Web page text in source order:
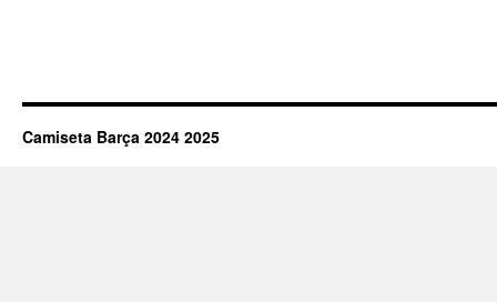
Camiseta Barça 2024 2025